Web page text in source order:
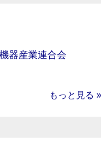
器産業連合会
もっと見る »